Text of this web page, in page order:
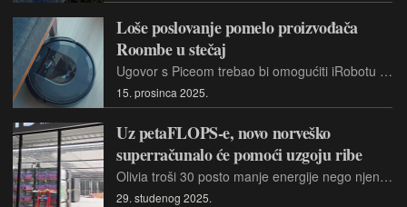
Loše poslovanje pomelo proizvođača
Roombe u stečaj
Ugovor s Piceom trebao bi omogućiti iRobotu nastavak rada, razvoj novih proizvoda i pravovremene isplate dobavljačima i vjerovnicima i zaposlenicima
15. prosinca 2025.
Uz petaFLOPS-e, novo norveško
superračunalo će pomoći uzgoju ribe
Olivia troši 30 posto manje energije nego njena prethodnica Betsy, a otpadna toplina nastala hlađenjem bit će korištena za zagrijavanje farmi lososa.
29. studenog 2025.